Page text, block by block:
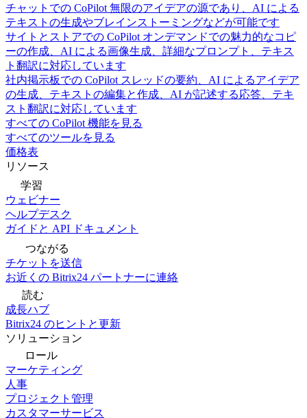
チャットでの CoPilot 無限のアイデアの源であり、AI による
テキストの生成やブレインストーミングなどが可能です
サイトとストアでの CoPilot オンデマンドでの魅力的なコピ
ーの作成、AI による画像生成、詳細なプロンプト、テキス
ト翻訳に対応しています
社内掲示板での CoPilot スレッドの要約、AI によるアイデア
の生成、テキストの編集と作成、AI が記述する応答、テキ
スト翻訳に対応しています
すべての CoPilot 機能を見る
すべてのツールを見る
価格表
リソース
学習
ウェビナー
ヘルプデスク
ガイドと API ドキュメント
つながる
チケットを送信
お近くの Bitrix24 パートナーに連絡
読む
成長ハブ
Bitrix24 のヒントと更新
ソリューション
ロール
マーケティング
人事
プロジェクト管理
カスタマーサービス